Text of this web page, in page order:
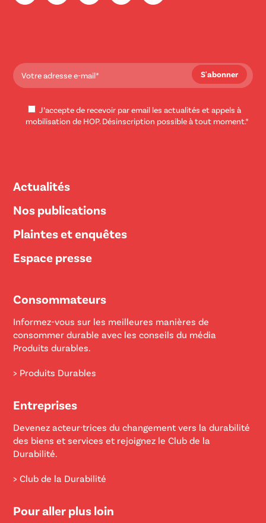
J’accepte de recevoir par email les actualités et appels à
mobilisation de HOP. Désinscription possible à tout moment.*
Actualités
Nos publications
Plaintes et enquêtes
Espace presse
Consommateurs
Informez-vous sur les meilleures manières de
consommer durable avec les conseils du média
Produits durables.
> Produits Durables
Entreprises
Devenez acteur·trices du changement vers la durabilité
des biens et services et rejoignez le Club de la
Durabilité.
> Club de la Durabilité
Pour aller plus loin